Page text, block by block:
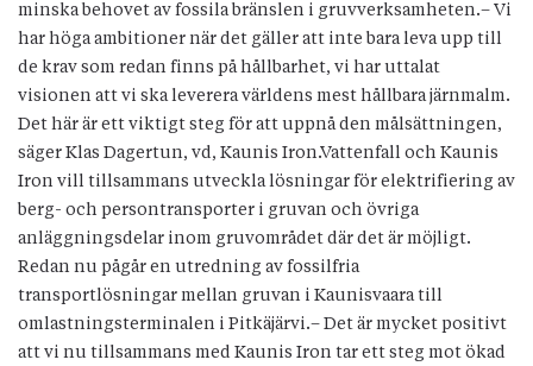
minska behovet av fossila bränslen i gruvverksamheten.– Vi
har höga ambitioner när det gäller att inte bara leva upp till
de krav som redan finns på hållbarhet, vi har uttalat
visionen att vi ska leverera världens mest hållbara järnmalm.
Det här är ett viktigt steg för att uppnå den målsättningen,
säger Klas Dagertun, vd, Kaunis Iron.Vattenfall och Kaunis
Iron vill tillsammans utveckla lösningar för elektrifiering av
berg- och persontransporter i gruvan och övriga
anläggningsdelar inom gruvområdet där det är möjligt.
Redan nu pågår en utredning av fossilfria
transportlösningar mellan gruvan i Kaunisvaara till
omlastningsterminalen i Pitkäjärvi.– Det är mycket positivt
att vi nu tillsammans med Kaunis Iron tar ett steg mot ökad